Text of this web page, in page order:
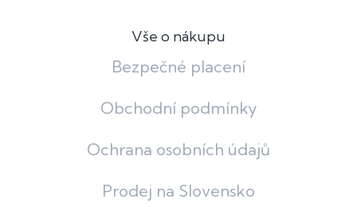
Vše o nákupu
Bezpečné placení
Obchodní podmínky
Ochrana osobních údajů
Prodej na Slovensko